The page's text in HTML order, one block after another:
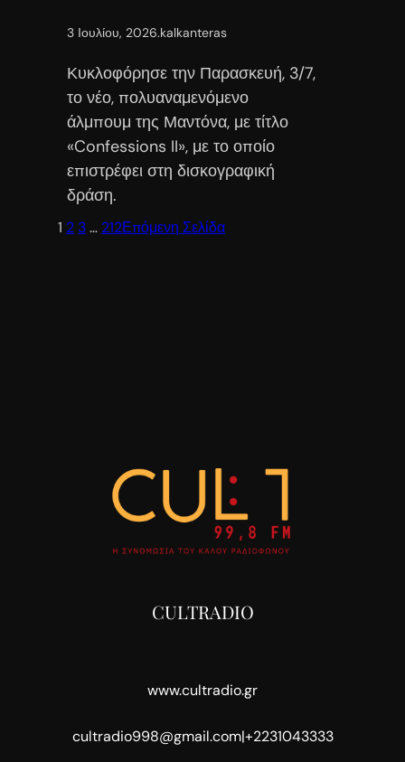
3 Ιουλίου, 2026.kalkanteras
Κυκλοφόρησε την Παρασκευή, 3/7,
το νέο, πολυαναμενόμενο
άλμπουμ της Μαντόνα, με τίτλο
«Confessions II», με το οποίο
επιστρέφει στη δισκογραφική
δράση.
1 2 3… 212Επόμενη Σελίδα
CULTRADIO
www.cultradio.gr
cultradio998@gmail.com|+2231043333